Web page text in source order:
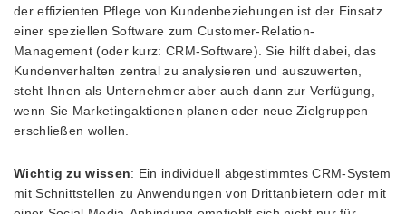
der effizienten Pflege von Kundenbeziehungen ist der Einsatz
einer speziellen Software zum Customer-Relation-
Management (oder kurz: CRM-Software). Sie hilft dabei, das
Kundenverhalten zentral zu analysieren und auszuwerten,
steht Ihnen als Unternehmer aber auch dann zur Verfügung,
wenn Sie Marketingaktionen planen oder neue Zielgruppen
erschließen wollen.
Wichtig zu wissen: Ein individuell abgestimmtes CRM-System
mit Schnittstellen zu Anwendungen von Drittanbietern oder mit